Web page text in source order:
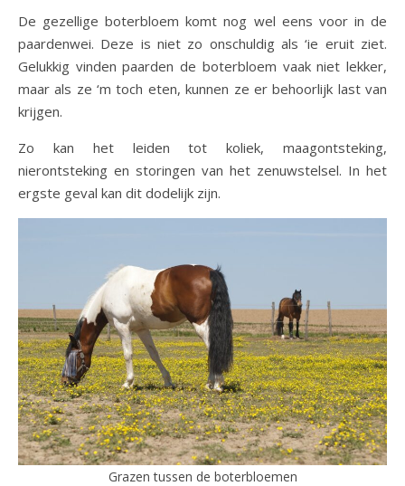
De gezellige boterbloem komt nog wel eens voor in de
paardenwei. Deze is niet zo onschuldig als ‘ie eruit ziet.
Gelukkig vinden paarden de boterbloem vaak niet lekker,
maar als ze ‘m toch eten, kunnen ze er behoorlijk last van
krijgen.
Zo kan het leiden tot koliek, maagontsteking,
nierontsteking en storingen van het zenuwstelsel. In het
ergste geval kan dit dodelijk zijn.
Grazen tussen de boterbloemen